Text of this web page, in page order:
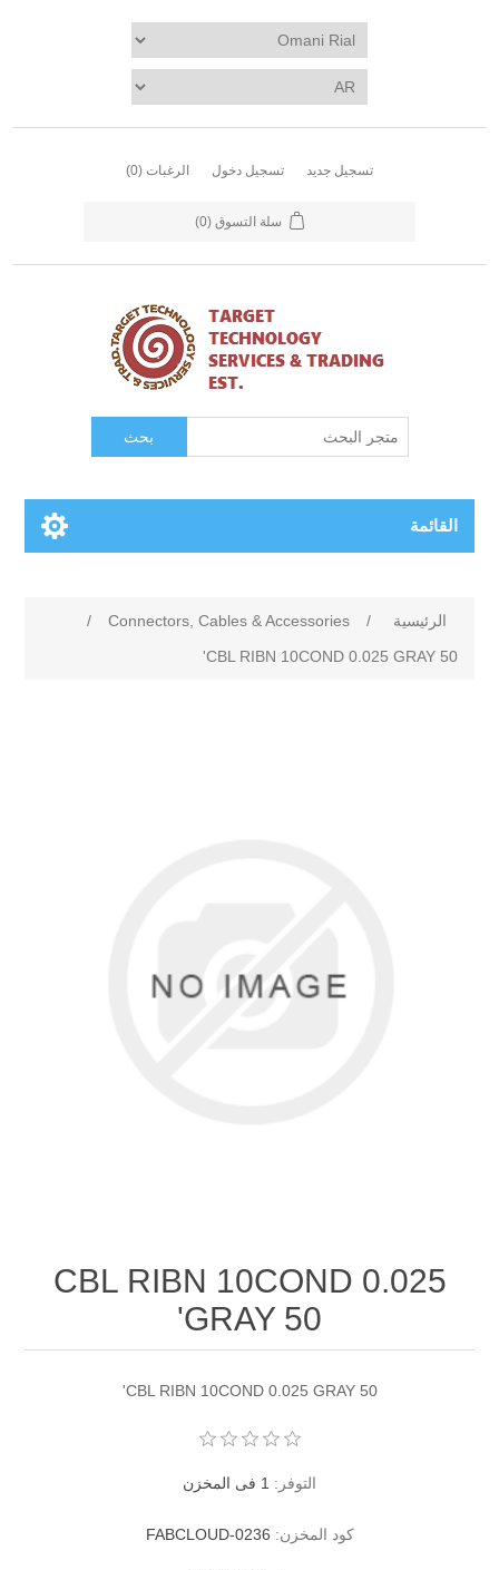
تسجيل جديد تسجيل دخول الرغبات (0)
سلة التسوق (0)
بحث
القائمة
الرئيسية /
Connectors, Cables & Accessories
/
CBL RIBN 10COND 0.025 GRAY 50'
CBL RIBN 10COND 0.025
GRAY 50'
CBL RIBN 10COND 0.025 GRAY 50'
التوفر: 1 فى المخزن
كود المخزن: FABCLOUD-0236